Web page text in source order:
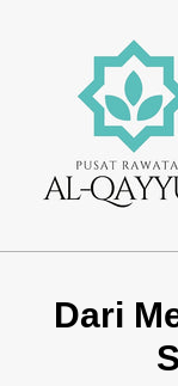
isikandungan
Dari